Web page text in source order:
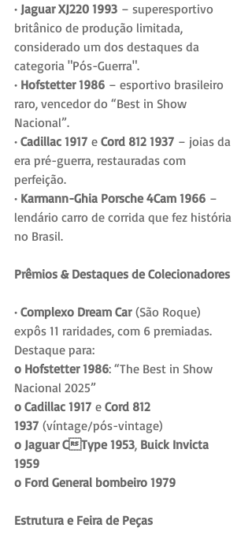
· Jaguar XJ220 1993 – superesportivo
britânico de produção limitada,
considerado um dos destaques da
categoria "Pós-Guerra".
· Hofstetter 1986 – esportivo brasileiro
raro, vencedor do “Best in Show
Nacional”.
· Cadillac 1917 e Cord 812 1937 – joias da
era pré-guerra, restauradas com
perfeição.
· Karmann-Ghia Porsche 4Cam 1966 –
lendário carro de corrida que fez história
no Brasil.
Prêmios & Destaques de Colecionadores
· Complexo Dream Car (São Roque)
expôs 11 raridades, com 6 premiadas.
Destaque para:
o Hofstetter 1986: “The Best in Show
Nacional 2025”
o Cadillac 1917 e Cord 812
1937 (víntage/pós-vintage)
o Jaguar CType 1953, Buick Invicta
1959
o Ford General bombeiro 1979
Estrutura e Feira de Peças